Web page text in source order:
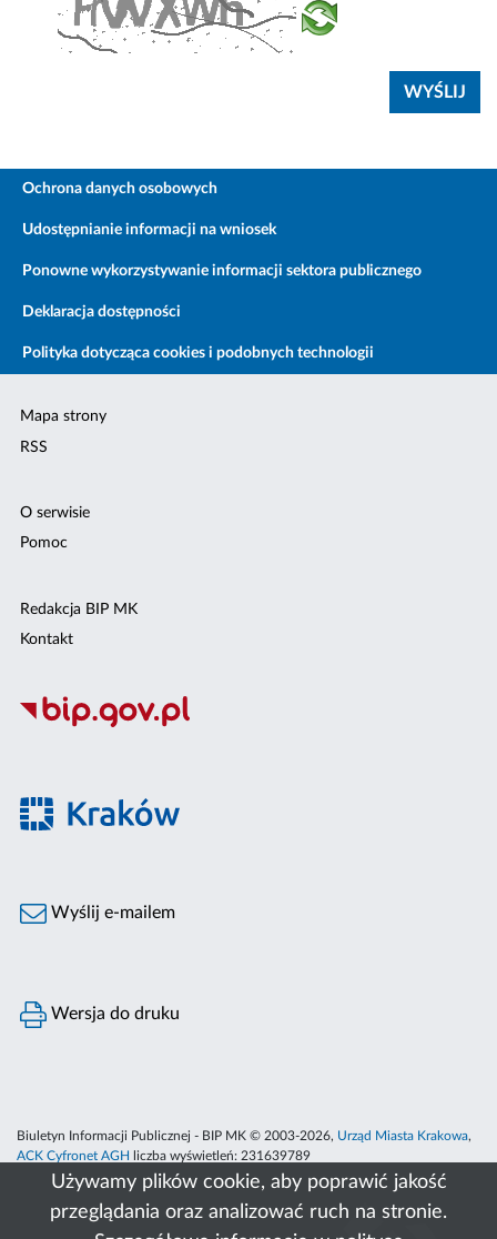
Używamy plików cookie, aby poprawić jakość
przeglądania oraz analizować ruch na stronie.
Ochrona danych osobowych
Udostępnianie informacji na wniosek
Ponowne wykorzystywanie informacji sektora publicznego
Deklaracja dostępności
Polityka dotycząca cookies i podobnych technologii
Mapa strony
RSS
O serwisie
Pomoc
Redakcja BIP MK
Kontakt
Wyślij e-mailem
Wersja do druku
Biuletyn Informacji Publicznej - BIP MK © 2003-2026, Urząd Miasta Krakowa,
ACK Cyfronet AGH
liczba wyświetleń: 231639789